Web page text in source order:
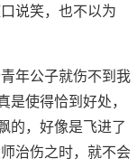
说笑，也不以为
年公子就伤不到我
使得恰到好处，
的，好像是飞进了
治伤之时，就不会